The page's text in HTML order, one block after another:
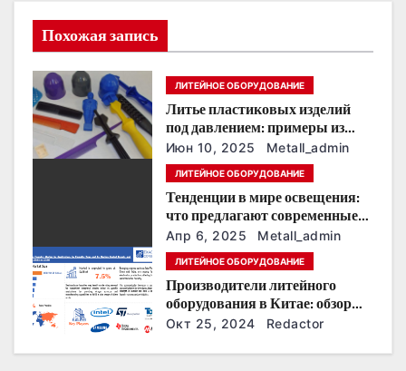
и
я
п
о
п
и
с
я
Похожая запись
ЛИТЕЙНОЕ ОБОРУДОВАНИЕ
Литье пластиковых изделий
под давлением: примеры из
разных отраслей
Июн 10, 2025 Metall_admin
ЛИТЕЙНОЕ ОБОРУДОВАНИЕ
Тенденции в мире освещения:
что предлагают современные
магазины светильников
Апр 6, 2025 Metall_admin
ЛИТЕЙНОЕ ОБОРУДОВАНИЕ
Производители литейного
оборудования в Китае: обзор
рынка
Окт 25, 2024 Redactor